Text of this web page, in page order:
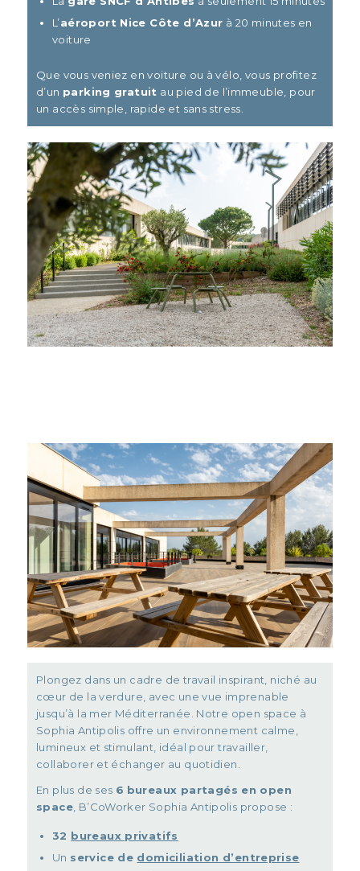
L’aéroport Nice Côte d’Azur à 20 minutes en
voiture
Que vous veniez en voiture ou à vélo, vous profitez
d’un parking gratuit au pied de l’immeuble, pour
un accès simple, rapide et sans stress.
Plongez dans un cadre de travail inspirant, niché au
cœur de la verdure, avec une vue imprenable
jusqu’à la mer Méditerranée. Notre open space à
Sophia Antipolis offre un environnement calme,
lumineux et stimulant, idéal pour travailler,
collaborer et échanger au quotidien.
En plus de ses 6 bureaux partagés en open
space, B’CoWorker Sophia Antipolis propose :
32 bureaux privatifs
Un service de domiciliation d’entreprise